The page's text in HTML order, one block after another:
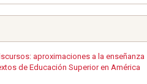
aproximaciones a la enseñanza
de Educación Superior en América